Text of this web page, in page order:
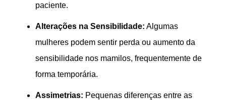
paciente.
Alterações na Sensibilidade: Algumas
mulheres podem sentir perda ou aumento da
sensibilidade nos mamilos, frequentemente de
forma temporária.
Assimetrias: Pequenas diferenças entre as